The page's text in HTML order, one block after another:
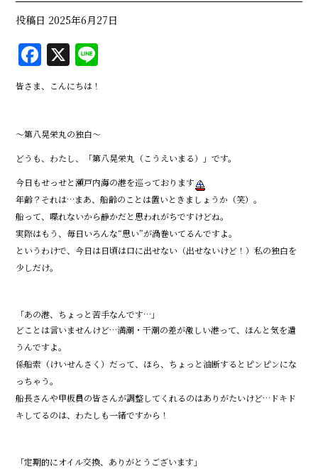
投稿日 2025年6月27日
F
a
c
e
b
o
o
k
X
皆さま、こんにちは！
〜第八晃栄丸の独白〜
どうも、わたし、「第八晃栄丸（こうえいまる）」です。
今日もせっせと瀬戸内海の港を巡っております
年齢？それは…まあ、船齢のことは置いときましょうか（笑）。
船って、喋れないから静かだと思われがちですけどね。
実際はもう、毎日いろんな“思い”が渦巻いてるんですよ。
というわけで、今日は日頃は口に出せない（出せないけど！）私の独白を
少しだけ。
「あの港、ちょっと苦手なんです…」
どことは言いませんけど…満潮・干潮の差が激しい港って、ほんと気を遣
うんですよ。
係船索（けいせんさく）だって、ほら、ちょっと油断するとピンピンにな
っちゃう。
船長さんや甲板員の皆さんが調整してくれるのはありがたいけど…ドキド
キしてるのは、わたしも一緒ですから！
「定期的にオイル交換、ありがとうございます」